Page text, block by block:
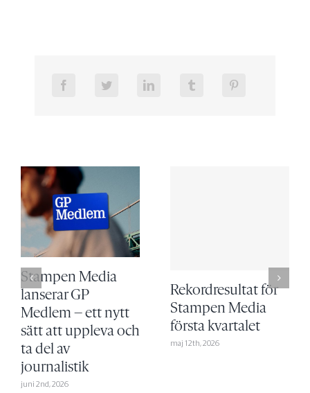
Stampen Media
lanserar GP
Medlem – ett nytt
sätt att uppleva och
ta del av
journalistik
juni 2nd, 2026
Rekordresultat för
Stampen Media
första kvartalet
maj 12th, 2026